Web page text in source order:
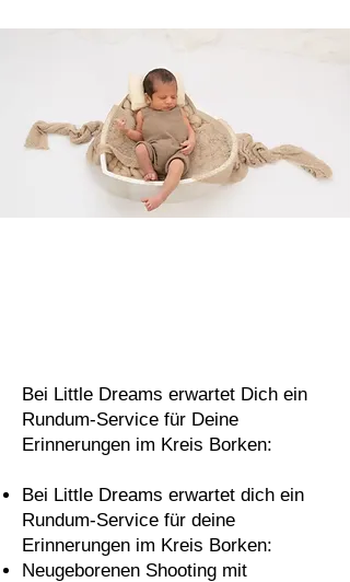
Bei Little Dreams erwartet Dich ein
Rundum-Service für Deine
Erinnerungen im Kreis Borken:
Bei Little Dreams erwartet dich ein
Rundum-Service für deine
Erinnerungen im Kreis Borken:
Neugeborenen Shooting mit